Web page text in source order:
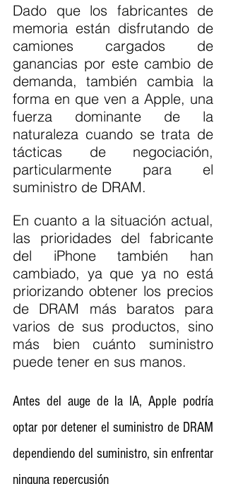
Dado que los fabricantes de
memoria están disfrutando de
camiones cargados de
ganancias por este cambio de
demanda, también cambia la
forma en que ven a Apple, una
fuerza dominante de la
naturaleza cuando se trata de
tácticas de negociación,
particularmente para el
suministro de DRAM.
En cuanto a la situación actual,
las prioridades del fabricante
del iPhone también han
cambiado, ya que ya no está
priorizando obtener los precios
de DRAM más baratos para
varios de sus productos, sino
más bien cuánto suministro
puede tener en sus manos.
Antes del auge de la IA, Apple podría
optar por detener el suministro de DRAM
dependiendo del suministro, sin enfrentar
ninguna repercusión